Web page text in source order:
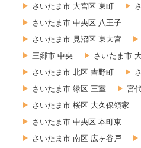
さいたま市 大宮区 東町
さいたま市 中央区 八王子
さいたま市 見沼区 東大宮
三郷市 中央
さいたま市
さいたま市 北区 吉野町
さいたま市 緑区 三室
宮
さいたま市 桜区 大久保領家
さいたま市 中央区 本町東
さいたま市 南区 広ヶ谷戸